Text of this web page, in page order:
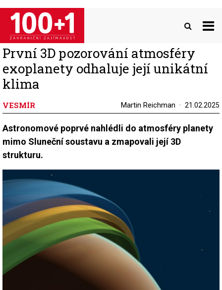
Přejít
hlavnímu
obsahu
První 3D pozorování atmosféry
exoplanety odhaluje její unikátní
klima
VESMÍR Martin Reichman 21.02.2025
Astronomové poprvé nahlédli do atmosféry planety
mimo Sluneční soustavu a zmapovali její 3D
strukturu.